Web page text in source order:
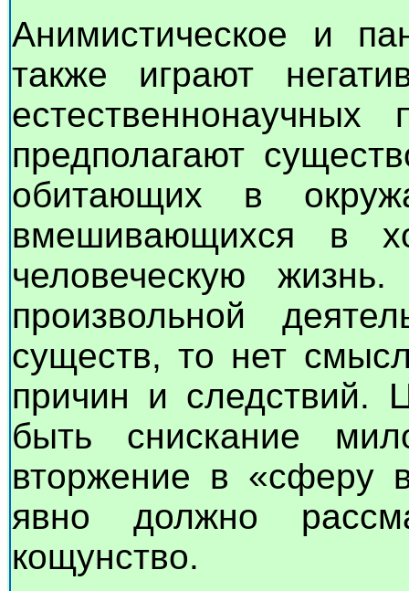
Анимистическое и
также играют
предполагают
обитающих в
вмешивающихся в
человеческую
произвольной
существ, то нет
причин и следствий.
быть снискание
вторжение в «сферу
явно должно
кощунство.